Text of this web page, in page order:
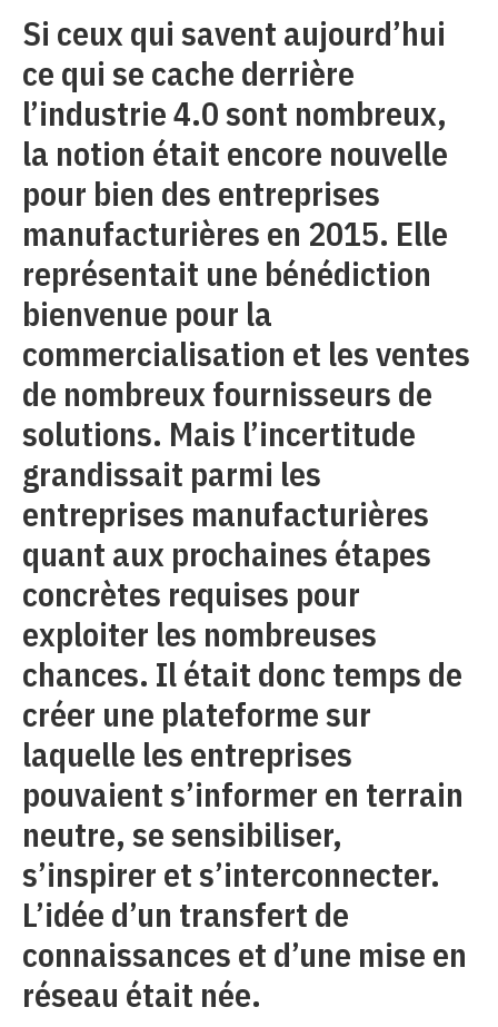
Si ceux qui savent aujourd’hui
ce qui se cache derrière
l’industrie 4.0 sont nombreux,
la notion était encore nouvelle
pour bien des entreprises
manufacturières en 2015. Elle
représentait une bénédiction
bienvenue pour la
commercialisation et les ventes
de nombreux fournisseurs de
solutions. Mais l’incertitude
grandissait parmi les
entreprises manufacturières
quant aux prochaines étapes
concrètes requises pour
exploiter les nombreuses
chances. Il était donc temps de
créer une plateforme sur
laquelle les entreprises
pouvaient s’informer en terrain
neutre, se sensibiliser,
s’inspirer et s’interconnecter.
L’idée d’un transfert de
connaissances et d’une mise en
réseau était née.